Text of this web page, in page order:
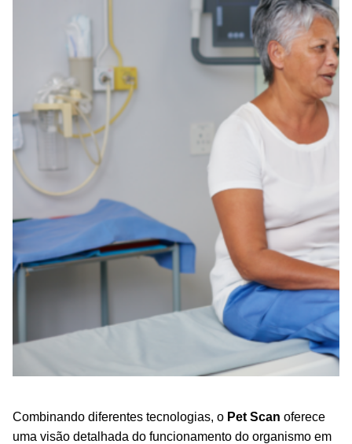
Combinando diferentes tecnologias, o Pet Scan oferece
uma visão detalhada do funcionamento do organismo em